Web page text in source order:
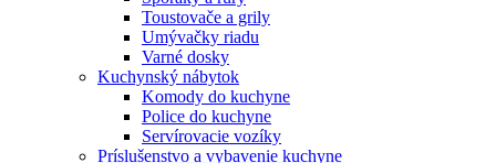
Toustovače a grily
Umývačky riadu
Varné dosky
Kuchynský nábytok
Komody do kuchyne
Police do kuchyne
Servírovacie vozíky
Príslušenstvo a vybavenie kuchyne